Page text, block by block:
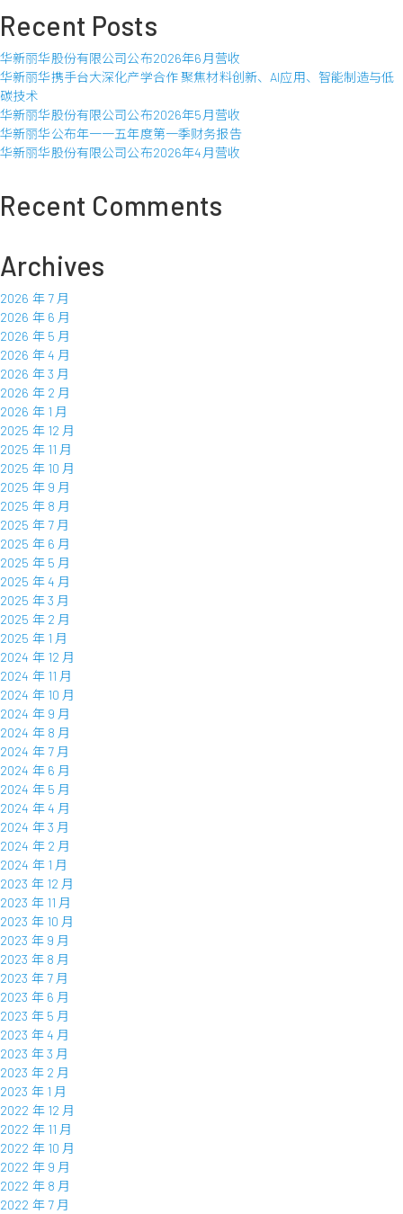
公
司
布
2012
年
营
Recent Posts
华新丽华股份有限公司公布2026年6月营收
华新丽华携手台大深化产学合作 聚焦材料创新、AI应用、智能制造与低
碳技术
华新丽华股份有限公司公布2026年5月营收
华新丽华公布年一一五年度第一季财务报告
华新丽华股份有限公司公布2026年4月营收
Recent Comments
Archives
2026 年 7 月
2026 年 6 月
2026 年 5 月
2026 年 4 月
2026 年 3 月
2026 年 2 月
2026 年 1 月
2025 年 12 月
2025 年 11 月
2025 年 10 月
2025 年 9 月
2025 年 8 月
2025 年 7 月
2025 年 6 月
2025 年 5 月
2025 年 4 月
2025 年 3 月
2025 年 2 月
2025 年 1 月
2024 年 12 月
2024 年 11 月
2024 年 10 月
2024 年 9 月
2024 年 8 月
2024 年 7 月
2024 年 6 月
2024 年 5 月
2024 年 4 月
2024 年 3 月
2024 年 2 月
2024 年 1 月
2023 年 12 月
2023 年 11 月
2023 年 10 月
2023 年 9 月
2023 年 8 月
2023 年 7 月
2023 年 6 月
2023 年 5 月
2023 年 4 月
2023 年 3 月
2023 年 2 月
2023 年 1 月
2022 年 12 月
2022 年 11 月
2022 年 10 月
2022 年 9 月
2022 年 8 月
2022 年 7 月